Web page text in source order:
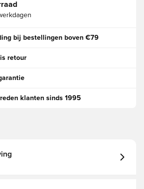
bij bestellingen boven €79
retour
klanten sinds 1995